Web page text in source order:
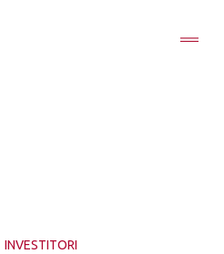
INVESTITORI